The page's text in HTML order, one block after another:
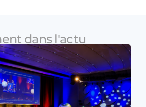
dans l'actu